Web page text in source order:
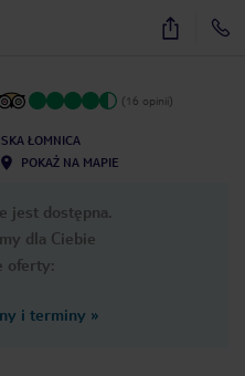
39
(16 opinii)
ŁOMNICA
POKAŻ NA MAPIE
jest dostępna.
dla Ciebie
oferty:
i terminy »